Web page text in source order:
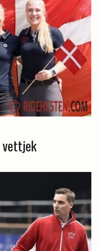
vettjek